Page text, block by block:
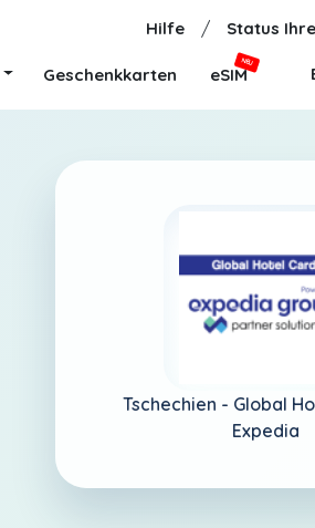
Hilfe / Status
Geschenkkarten eSIM
NEU
Tschechien - Global
Expedia